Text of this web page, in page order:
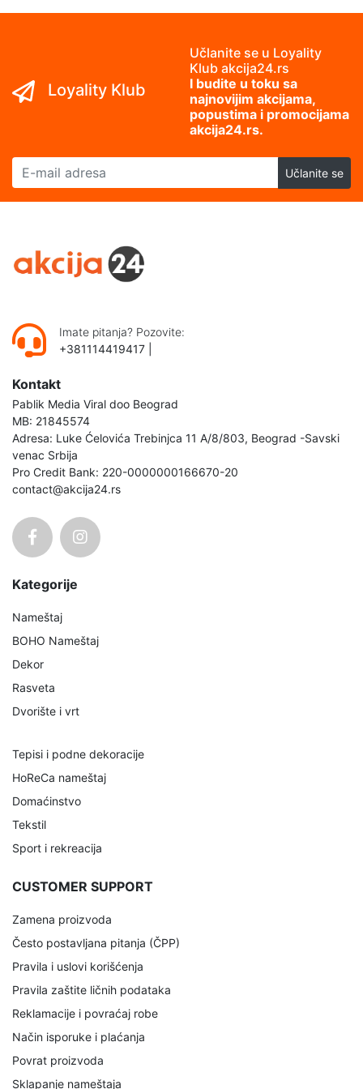
Loyality Klub
Učlanite se u Loyality
Klub akcija24.rs
I budite u toku sa
najnovijim akcijama,
popustima i promocijama
akcija24.rs.
E-mail adresa
Učlanite se
Imate pitanja? Pozovite:
+381114419417
Kontakt
Pablik Media Viral doo Beograd
MB: 21845574
Adresa: Luke Ćelovića Trebinjca 11 A/8/803, Beograd -Savski
venac Srbija
Pro Credit Bank: 220-0000000166670-20
contact@akcija24.rs
Kategorije
Nameštaj
BOHO Nameštaj
Dekor
Rasveta
Dvorište i vrt
Tepisi i podne dekoracije
HoReCa nameštaj
Domaćinstvo
Tekstil
Sport i rekreacija
CUSTOMER SUPPORT
Zamena proizvoda
Često postavljana pitanja (ČPP)
Pravila i uslovi korišćenja
Pravila zaštite ličnih podataka
Reklamacije i povraćaj robe
Način isporuke i plaćanja
Povrat proizvoda
Sklapanje nameštaja